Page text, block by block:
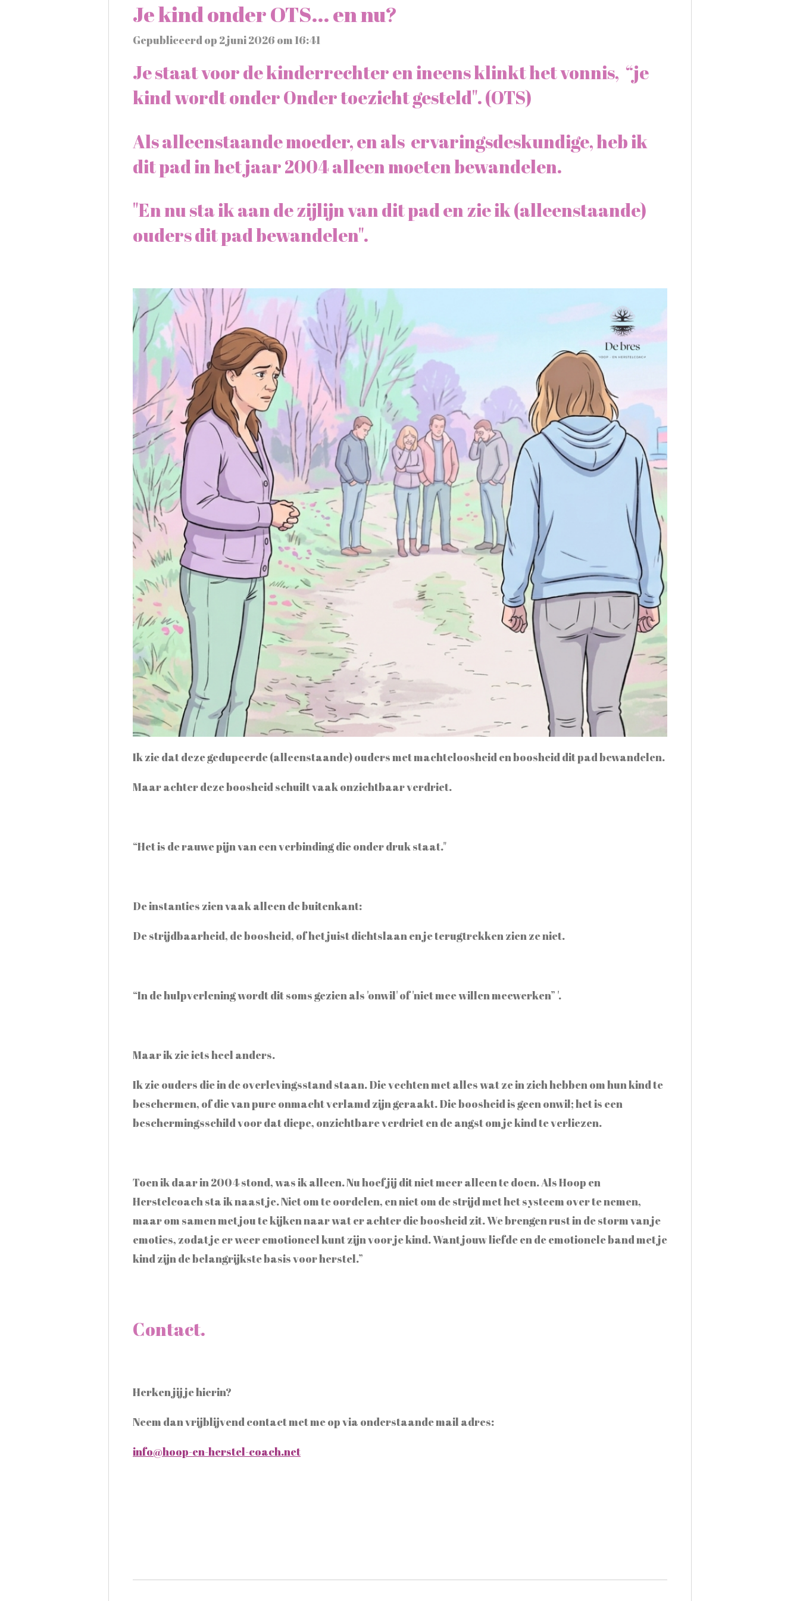
​Je kind onder OTS... en nu?
Gepubliceerd op 2 juni 2026 om 16:41
Je staat voor de kinderrechter en ineens klinkt het vonnis, “je
kind wordt onder Onder toezicht gesteld". (OTS)
Als alleenstaande moeder, en als ervaringsdeskundige, heb ik
dit pad in het jaar 2004 alleen moeten bewandelen.
"En nu sta ik aan de zijlijn van dit pad en zie ik (alleenstaande)
ouders dit pad bewandelen".
Ik zie dat deze gedupeerde (alleenstaande) ouders met machteloosheid en boosheid dit pad bewandelen.
Maar achter deze boosheid schuilt vaak onzichtbaar verdriet.
“Het is de rauwe pijn van een verbinding die onder druk staat."
De instanties zien vaak alleen de buitenkant:
De strijdbaarheid, de boosheid, of het juist dichtslaan en je terugtrekken zien ze niet.
“In de hulpverlening wordt dit soms gezien als 'onwil' of 'niet mee willen meewerken” '.
Maar ik zie iets heel anders.
Ik zie ouders die in de overlevingsstand staan. Die vechten met alles wat ze in zich hebben om hun kind te
beschermen, of die van pure onmacht verlamd zijn geraakt. Die boosheid is geen onwil; het is een
beschermingsschild voor dat diepe, onzichtbare verdriet en de angst om je kind te verliezen.
Toen ik daar in 2004 stond, was ik alleen. Nu hoef jij dit niet meer alleen te doen. Als Hoop en
Herstelcoach sta ik naast je. Niet om te oordelen, en niet om de strijd met het systeem over te nemen,
maar om samen met jou te kijken naar wat er achter die boosheid zit. We brengen rust in de storm van je
emoties, zodat je er weer emotioneel kunt zijn voor je kind. Want jouw liefde en de emotionele band met je
kind zijn de belangrijkste basis voor herstel.”
Contact.
Herken jij je hierin?
Neem dan vrijblijvend contact met me op via onderstaande mail adres:
info@hoop-en-herstel-coach.net